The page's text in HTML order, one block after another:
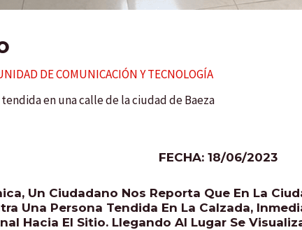
DE COMUNICACIÓN Y TECNOLOGÍA
en una calle de la ciudad de Baeza
FECHA: 18/06/2023
Un Ciudadano Nos Reporta Que En La
Una Persona Tendida En La Calzada,
Hacia El Sitio. Llegando Al Lugar Se